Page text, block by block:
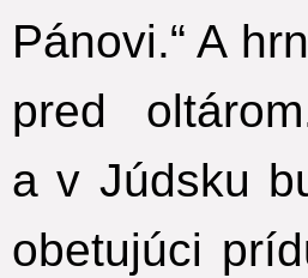
Pánovi.“ A
pred
a v Júdsku
obetujúci